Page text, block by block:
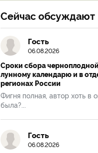
Сейчас обсуждают
Гость
06.08.2026
Сроки сбора
лунному календарю и в
регионах России
Фигня полная, автор хоть в
была?...
Гость
06.08.2026